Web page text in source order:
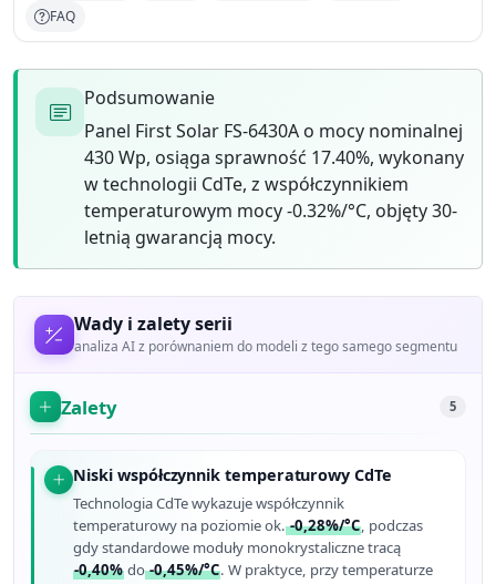
FAQ
Podsumowanie
Panel First Solar FS-6430A o mocy nominalnej
430 Wp, osiąga sprawność 17.40%, wykonany
w technologii CdTe, z współczynnikiem
temperaturowym mocy -0.32%/°C, objęty 30-
letnią gwarancją mocy.
Wady i zalety serii
analiza AI z porównaniem do modeli z tego samego segmentu
Zalety 5
Niski współczynnik temperaturowy CdTe
Technologia CdTe wykazuje współczynnik
temperaturowy na poziomie ok.-0,28%/°C, podczas
gdy standardowe moduły monokrystaliczne tracą
-0,40% do-0,45%/°C. W praktyce, przy temperaturze